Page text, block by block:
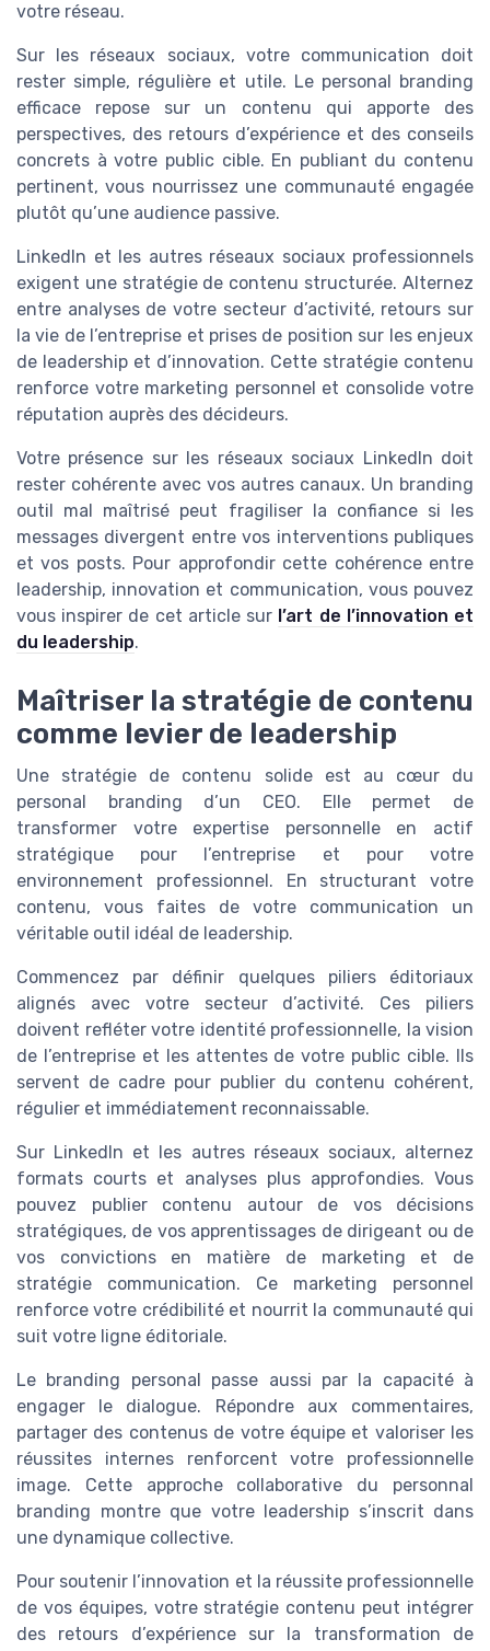
votre réseau.
Sur les réseaux sociaux, votre communication doit
rester simple, régulière et utile. Le personal branding
efficace repose sur un contenu qui apporte des
perspectives, des retours d’expérience et des conseils
concrets à votre public cible. En publiant du contenu
pertinent, vous nourrissez une communauté engagée
plutôt qu’une audience passive.
LinkedIn et les autres réseaux sociaux professionnels
exigent une stratégie de contenu structurée. Alternez
entre analyses de votre secteur d’activité, retours sur
la vie de l’entreprise et prises de position sur les enjeux
de leadership et d’innovation. Cette stratégie contenu
renforce votre marketing personnel et consolide votre
réputation auprès des décideurs.
Votre présence sur les réseaux sociaux LinkedIn doit
rester cohérente avec vos autres canaux. Un branding
outil mal maîtrisé peut fragiliser la confiance si les
messages divergent entre vos interventions publiques
et vos posts. Pour approfondir cette cohérence entre
leadership, innovation et communication, vous pouvez
vous inspirer de cet article sur l’art de l’innovation et
du leadership.
Maîtriser la stratégie de contenu
comme levier de leadership
Une stratégie de contenu solide est au cœur du
personal branding d’un CEO. Elle permet de
transformer votre expertise personnelle en actif
stratégique pour l’entreprise et pour votre
environnement professionnel. En structurant votre
contenu, vous faites de votre communication un
véritable outil idéal de leadership.
Commencez par définir quelques piliers éditoriaux
alignés avec votre secteur d’activité. Ces piliers
doivent refléter votre identité professionnelle, la vision
de l’entreprise et les attentes de votre public cible. Ils
servent de cadre pour publier du contenu cohérent,
régulier et immédiatement reconnaissable.
Sur LinkedIn et les autres réseaux sociaux, alternez
formats courts et analyses plus approfondies. Vous
pouvez publier contenu autour de vos décisions
stratégiques, de vos apprentissages de dirigeant ou de
vos convictions en matière de marketing et de
stratégie communication. Ce marketing personnel
renforce votre crédibilité et nourrit la communauté qui
suit votre ligne éditoriale.
Le branding personal passe aussi par la capacité à
engager le dialogue. Répondre aux commentaires,
partager des contenus de votre équipe et valoriser les
réussites internes renforcent votre professionnelle
image. Cette approche collaborative du personnal
branding montre que votre leadership s’inscrit dans
une dynamique collective.
Pour soutenir l’innovation et la réussite professionnelle
de vos équipes, votre stratégie contenu peut intégrer
des retours d’expérience sur la transformation de